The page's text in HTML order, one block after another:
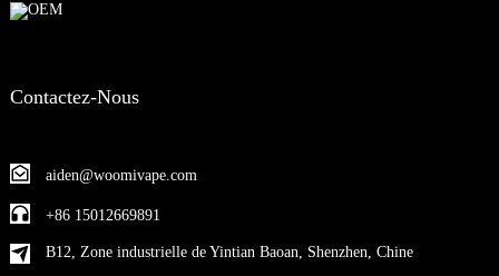
OEM
Contactez-Nous
aiden@woomivape.com
+86 15012669891
B12, Zone industrielle de Yintian Baoan, Shenzhen, Chine